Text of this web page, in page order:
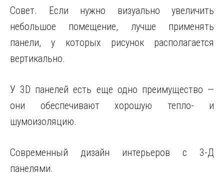
Совет. Если нужно визуально увеличить
небольшое помещение, лучше применять
панели, у которых рисунок располагается
вертикально.
У 3D панелей есть еще одно преимущество —
они обеспечивают хорошую тепло- и
шумоизоляцию.
Современный дизайн интерьеров с 3-Д
панелями.